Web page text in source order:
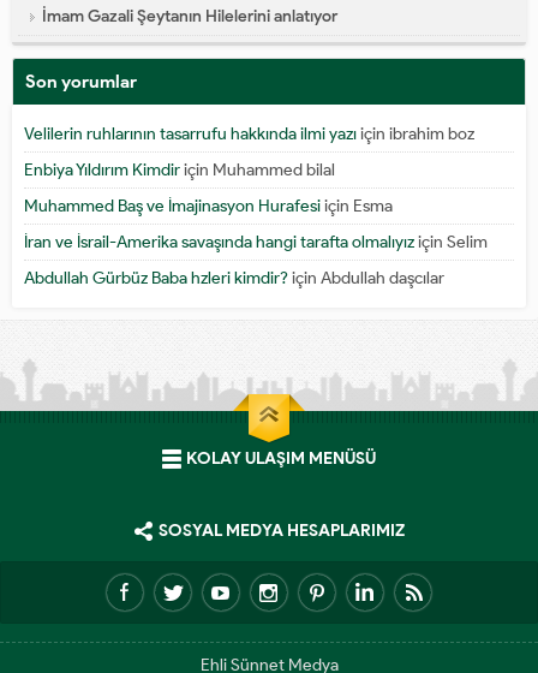
İmam Gazali Şeytanın Hilelerini anlatıyor
Son yorumlar
Velilerin ruhlarının tasarrufu hakkında ilmi yazıiçin ibrahim boz
Enbiya Yıldırım Kimdiriçin Muhammed bilal
Muhammed Baş ve İmajinasyon Hurafesiiçin Esma
İran ve İsrail-Amerika savaşında hangi tarafta olmalıyıziçin Selim
Abdullah Gürbüz Baba hzleri kimdir?için Abdullah daşcılar
KOLAY ULAŞIM MENÜSÜ
SOSYAL MEDYA HESAPLARIMIZ
Ehli Sünnet Medya